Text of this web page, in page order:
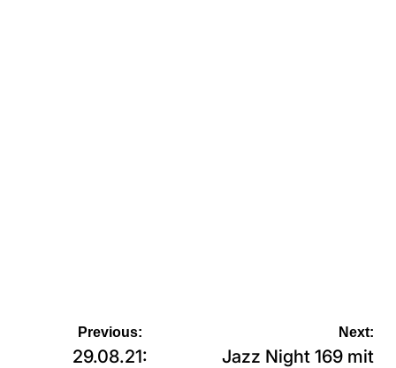
Beitragsnavigation
Previous:
29.08.21:
Next:
Jazz Night 169 mit